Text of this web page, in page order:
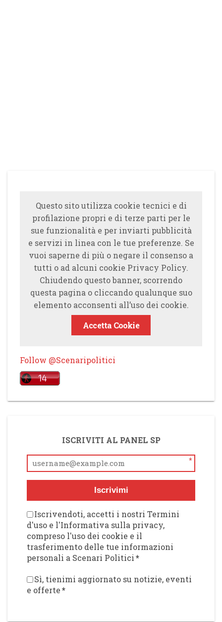
Questo sito utilizza cookie tecnici e di
profilazione propri e di terze parti per le
sue funzionalità e per inviarti pubblicità
e servizi in linea con le tue preferenze. Se
vuoi saperne di più o negare il consenso a
tutti o ad alcuni cookie Privacy Policy.
Chiudendo questo banner, scorrendo
questa pagina o cliccando qualunque suo
elemento acconsenti all’uso dei cookie.
Accetta Cookie
Follow @Scenaripolitici
ISCRIVITI AL PANEL SP
*
Iscrivimi
Iscrivendoti, accetti i nostri Termini
d'uso e l'Informativa sulla privacy,
compreso l'uso dei cookie e il
trasferimento delle tue informazioni
personali a Scenari Politici*
Sì, tienimi aggiornato su notizie, eventi
e offerte*